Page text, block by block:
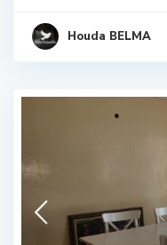
Houda BELMA